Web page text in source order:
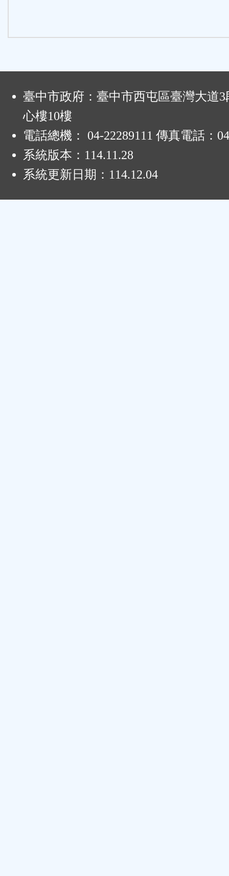
臺中市政府：臺中市西屯區臺灣大道3
心樓10樓
電話總機： 04-22289111 傳真電話：
系統版本： 114.11.28
系統更新日期： 114.12.04